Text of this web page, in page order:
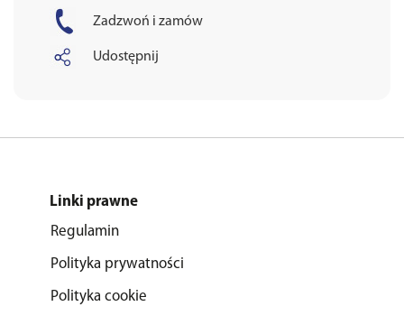
Zadzwoń i zamów
Udostępnij
Linki prawne
Regulamin
Polityka prywatności
Polityka cookie